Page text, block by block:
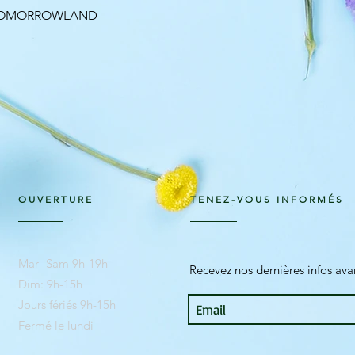
OUVERTURE
Mar -Sam 9h-19h
Dim: 9h-15h
Jours fériés 9h-15h
Fermé le lundi
TENEZ-VOUS INFORMÉS
Recevez nos dernières infos